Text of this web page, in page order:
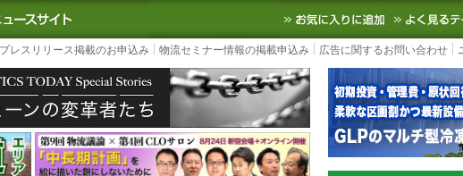
｜国内最大の物流ニュースサイト3PL, SCMなど国内外の最新の物流ニュースを
お気に入
レスリリース掲載のお申込み 物流セミナー情報の掲載申込み 広告に関するお問い合わせ